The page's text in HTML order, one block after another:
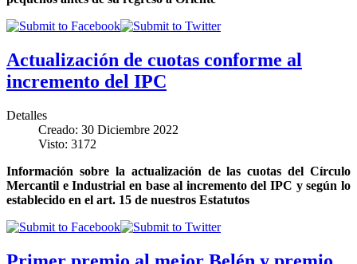
Actualización de cuotas conforme al
incremento del IPC
Detalles
Creado: 30 Diciembre 2022
Visto: 3172
Información sobre la actualización de las cuotas del Círculo
Mercantil e Industrial en base al incremento del IPC y según lo
establecido en el art. 15 de nuestros Estatutos